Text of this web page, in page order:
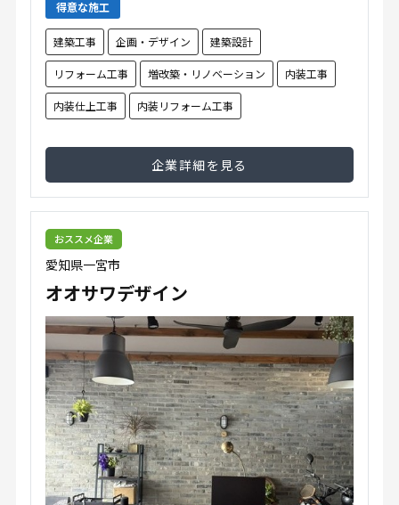
得意な施工
建築工事 企画・デザイン 建築設計
リフォーム工事 増改築・リノベーション 内装工事
内装仕上工事 内装リフォーム工事
企業詳細を見る
おススメ企業
愛知県一宮市
オオサワデザイン